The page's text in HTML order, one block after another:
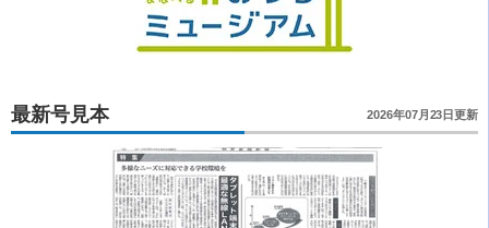
最新号見本 2026年07月23日更新